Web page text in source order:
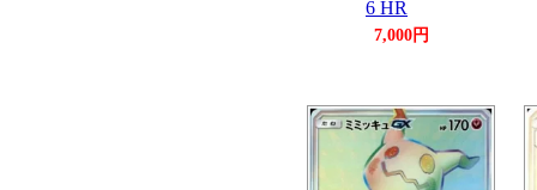
6 HR
7,000円